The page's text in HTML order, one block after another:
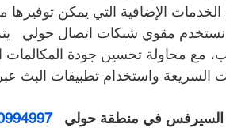
الإضافية التي يمكن
نستخدم مقوي شبكات اتصال حولي
مع محاولة تحسين جودة
السريعة واستخدام تطبيقات البث
السيرفس في منطقة حولي